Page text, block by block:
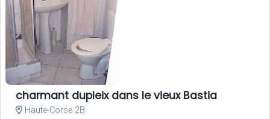
charmant dupleix dans le vieux Bastia
Haute-Corse 2B